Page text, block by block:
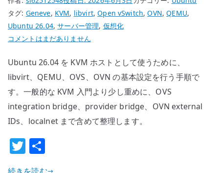
る
へ
タグ: Geneve, KVM, libvirt,Open vSwitch,OVN,QEMU,
Ubuntu 26.04,サーバー管理, 仮想化
Ubuntu
KVM
の
基
本
–
libvirt
/
コメントはまだありません
Ubuntu 26.04 を KVM ホストとして使うために、
libvirt、QEMU、OVS、OVN の基本設定を行う手順で
す。一般的な KVM 入門より少し重めに、OVS
integration bridge、provider bridge、OVN external
IDs、localnet まで含めて整理します。
T
w